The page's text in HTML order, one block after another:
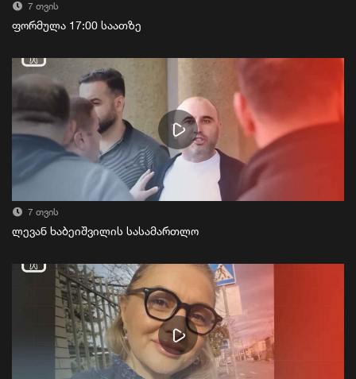
7 თვის
ფორმულა 17:00 საათზე
7 თვის
ლევან ხაბეიშვილის სასამართლო